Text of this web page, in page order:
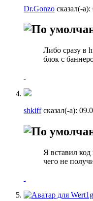
Dr.Gonzo сказал(-а):
Либо сразу в
блок с
shkiffсказал(-а):
Я вставил
чего не